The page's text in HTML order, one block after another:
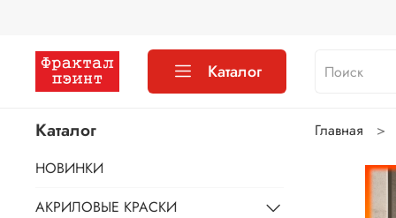
Каталог
Главная
Каталог
НОВИНКИ
АКРИЛОВЫЕ КРАСКИ